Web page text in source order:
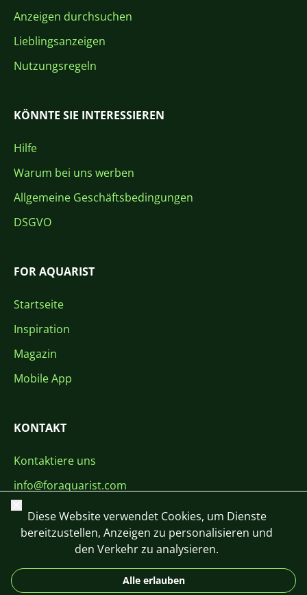
Anzeigen durchsuchen
Lieblingsanzeigen
Nutzungsregeln
KÖNNTE SIE INTERESSIEREN
Hilfe
Warum bei uns werben
Allgemeine Geschäftsbedingungen
DSGVO
FOR AQUARIST
Startseite
Inspiration
Magazin
Mobile App
KONTAKT
Kontaktiere uns
info@foraquarist.com
+420 603 449 602
Schließen
Diese Website verwendet Cookies, um Dienste
bereitzustellen, Anzeigen zu personalisieren und
den Verkehr zu analysieren.
Alle erlauben